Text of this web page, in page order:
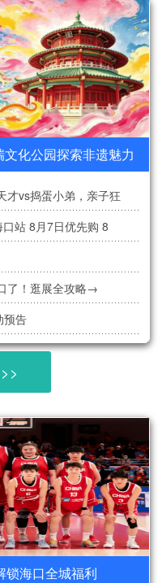
化公园探索非遗魅力
才vs捣蛋小弟，亲子狂
站 8月7日优先购 8
了！逛展全攻略→
预告
锁海口全城福利